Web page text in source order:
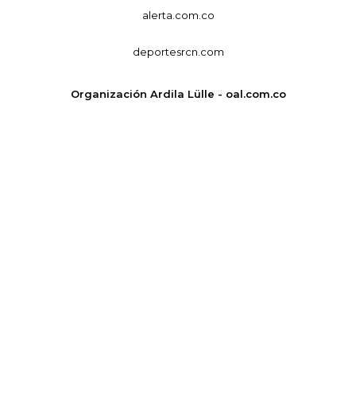
alerta.com.co
deportesrcn.com
Organización Ardila Lülle - oal.com.co